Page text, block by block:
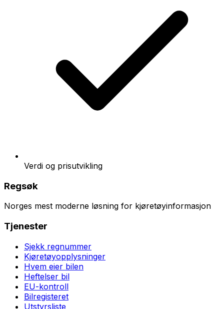
Verdi og prisutvikling
Regsøk
Norges mest moderne løsning for kjøretøyinformasjon
Tjenester
Sjekk regnummer
Kjøretøyopplysninger
Hvem eier bilen
Heftelser bil
EU-kontroll
Bilregisteret
Utstyrsliste